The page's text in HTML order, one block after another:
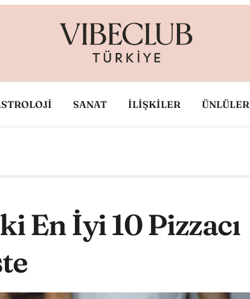
SANAT İLİŞKİLER ÜNLÜLER
En İyi 10 Pizzacı